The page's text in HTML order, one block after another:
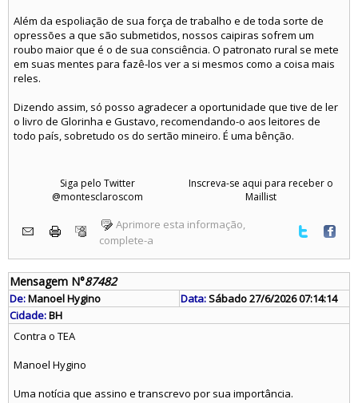
Além da espoliação de sua força de trabalho e de toda sorte de
opressões a que são submetidos, nossos caipiras sofrem um
roubo maior que é o de sua consciência. O patronato rural se mete
em suas mentes para fazê-los ver a si mesmos como a coisa mais
reles.
Dizendo assim, só posso agradecer a oportunidade que tive de ler
o livro de Glorinha e Gustavo, recomendando-o aos leitores de
todo país, sobretudo os do sertão mineiro. É uma bênção.
Siga pelo Twitter
@montesclaroscom
Inscreva-se aqui para receber o
Maillist
Aprimore esta informação,
complete-a
Mensagem N°87482
De:Manoel Hygino Data:Sábado 27/6/2026 07:14:14
Cidade:BH
Contra o TEA
Manoel Hygino
Uma notícia que assino e transcrevo por sua importância.